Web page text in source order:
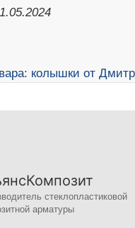
стеклопластиковой
арматуры